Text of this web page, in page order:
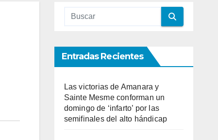
Entradas Recientes
Las victorias de Amanara y
Sainte Mesme conforman un
domingo de ‘infarto’ por las
semifinales del alto hándicap